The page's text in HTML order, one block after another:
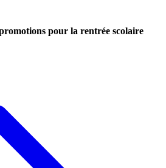
pour la rentrée scolaire